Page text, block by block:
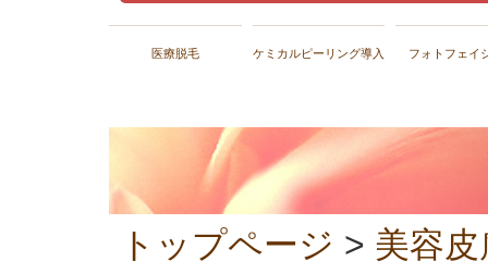
医療脱毛 ケミカルピーリング導入 フォトフェイ
トップページ > 美容